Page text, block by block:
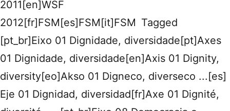
2011[en]WSF
2012[fr]FSM[es]FSM[it]FSM Tagged
[pt_br]Eixo 01 Dignidade, diversidade[pt]Axes
01 Dignidade, diversidade[en]Axis 01 Dignity,
diversity[eo]Akso 01 Digneco, diverseco ...[es]
Eje 01 Dignidad, diversidad[fr]Axe 01 Dignité,